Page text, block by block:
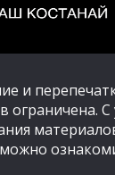
и
ограничена. С